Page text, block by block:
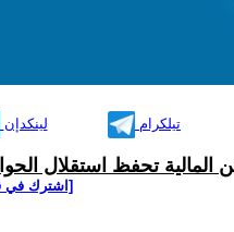
لينكدإن تيلكرام
المالية تحفظ استقلال
[اشترك في